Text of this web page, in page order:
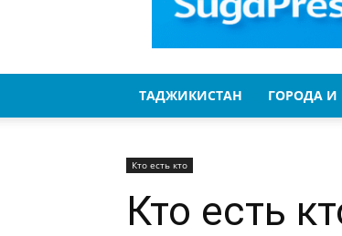
ТАДЖИКИСТАН ГОРОДА
Кто есть кто
Кто есть